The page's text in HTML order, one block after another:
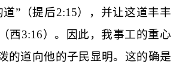
”（提后2:15），并让这道丰丰
西3:16）。因此，我事工的重心
的道向他的子民显明。这的确是